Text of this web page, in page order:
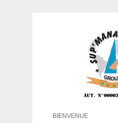
BIENVENUE